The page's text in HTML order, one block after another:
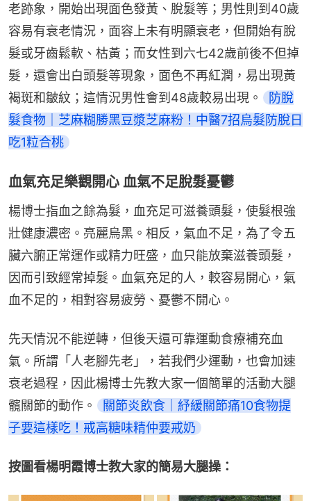
老跡象，開始出現面色發黃、脫髮等；男性則到40歲
容易有衰老情況，面容上未有明顯衰老，但開始有脫
髮或牙齒鬆軟、枯黃；而女性到六七42歲前後不但掉
髮，還會出白頭髮等現象，面色不再紅潤，易出現黃
褐斑和皺紋；這情況男性會到48歲較易出現。
防脫
髮食物｜芝麻糊勝黑豆漿芝麻粉！中醫7招烏髮防脫日
吃1粒合桃
血氣充足樂觀開心 血氣不足脫髮憂鬱
楊博士指血之餘為髮，血充足可滋養頭髮，使髮根強
壯健康濃密。亮麗烏黑。相反，氣血不足，為了令五
臟六腑正常運作或精力旺盛，血只能放棄滋養頭髮，
因而引致經常掉髮。血氣充足的人，較容易開心，氣
血不足的，相對容易疲勞、憂鬱不開心。
先天情況不能逆轉，但後天還可靠運動食療補充血
氣。所謂「人老腳先老」，若我們少運動，也會加速
衰老過程，因此楊博士先教大家一個簡單的活動大腿
髖關節的動作。
關節炎飲食｜紓緩關節痛10食物提
子要這樣吃！戒高糖味精仲要戒奶
按圖看楊明霞博士教大家的簡易大腿操：